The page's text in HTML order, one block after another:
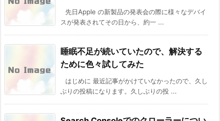
先日Apple の新製品の発表会の際に様々なデバイ
スが発表されてその日から、約一 ...
睡眠不足が続いていたので、解決する
ために色々試してみた
はじめに 最近記事がかけていなかったので、久し
ぶりの投稿になります。久しぶりの投 ...